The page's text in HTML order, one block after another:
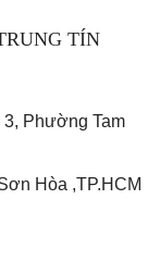
TÍN
Phường Tam
Hòa ,TP.HCM